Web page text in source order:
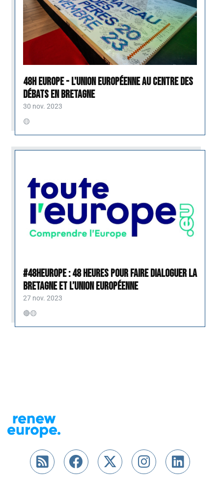
48H Europe - L'Union européenne au centre des
débats en Bretagne
30 nov. 2023
🟡
#48HEurope : 48 heures pour faire dialoguer la
Bretagne et l’Union européenne
27 nov. 2023
🔴🟡
Flux RSSNous retrouver sur
Nous retrouver
Nous Nous